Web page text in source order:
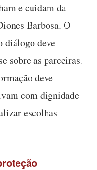
e cuidam da
Barbosa. O
diálogo deve
sobre as parceiras.
deve
com dignidade
escolhas